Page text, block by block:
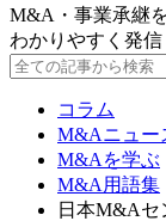
M&A・事業承継
わかりやすく発信
コラム
M&Aニュー
M&Aを学ぶ
M&A用語集
日本M&Aセ